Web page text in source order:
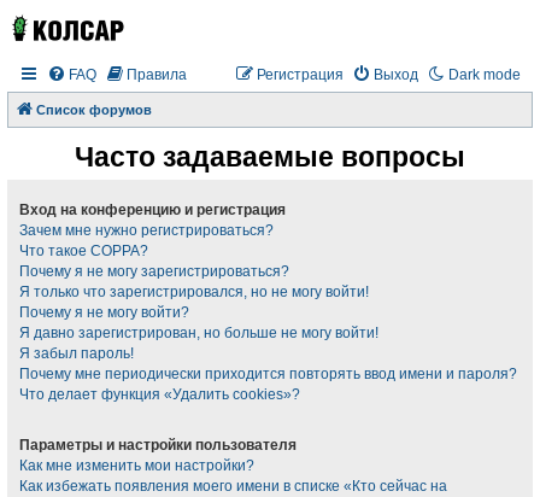
Dark mode
FAQ Правила Выход
Регистрация
Список форумов
Часто задаваемые вопросы
Вход на конференцию и регистрация
Зачем мне нужно регистрироваться?
Что такое COPPA?
Почему я не могу зарегистрироваться?
Я только что зарегистрировался, но не могу войти!
Почему я не могу войти?
Я давно зарегистрирован, но больше не могу войти!
Я забыл пароль!
Почему мне периодически приходится повторять ввод имени и пароля?
Что делает функция «Удалить cookies»?
Параметры и настройки пользователя
Как мне изменить мои настройки?
Как избежать появления моего имени в списке «Кто сейчас на